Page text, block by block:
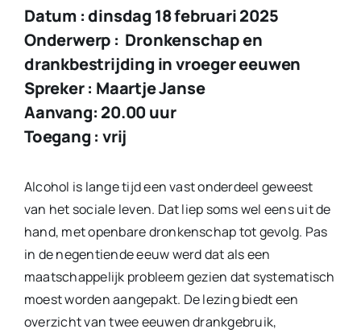
Datum : dinsdag 18 februari 2025
Onderwerp : Dronkenschap en
drankbestrijding in vroeger eeuwen
Spreker : Maartje Janse
Aanvang: 20.00 uur
Toegang : vrij
Alcohol is lange tijd een vast onderdeel geweest
van het sociale leven. Dat liep soms wel eens uit de
hand, met openbare dronkenschap tot gevolg. Pas
in de negentiende eeuw werd dat als een
maatschappelijk probleem gezien dat systematisch
moest worden aangepakt. De lezing biedt een
overzicht van twee eeuwen drankgebruik,